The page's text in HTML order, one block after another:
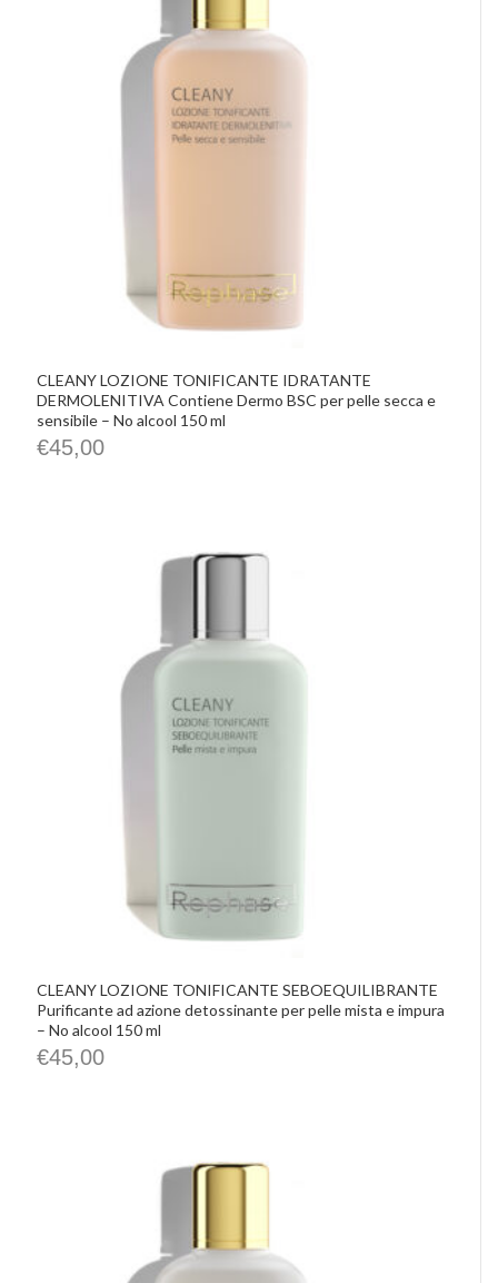
CLEANY LOZIONE TONIFICANTE IDRATANTE
DERMOLENITIVA Contiene Dermo BSC per pelle secca e
sensibile – No alcool 150 ml
€45,00
CLEANY LOZIONE TONIFICANTE SEBOEQUILIBRANTE
Purificante ad azione detossinante per pelle mista e impura
– No alcool 150 ml
€45,00